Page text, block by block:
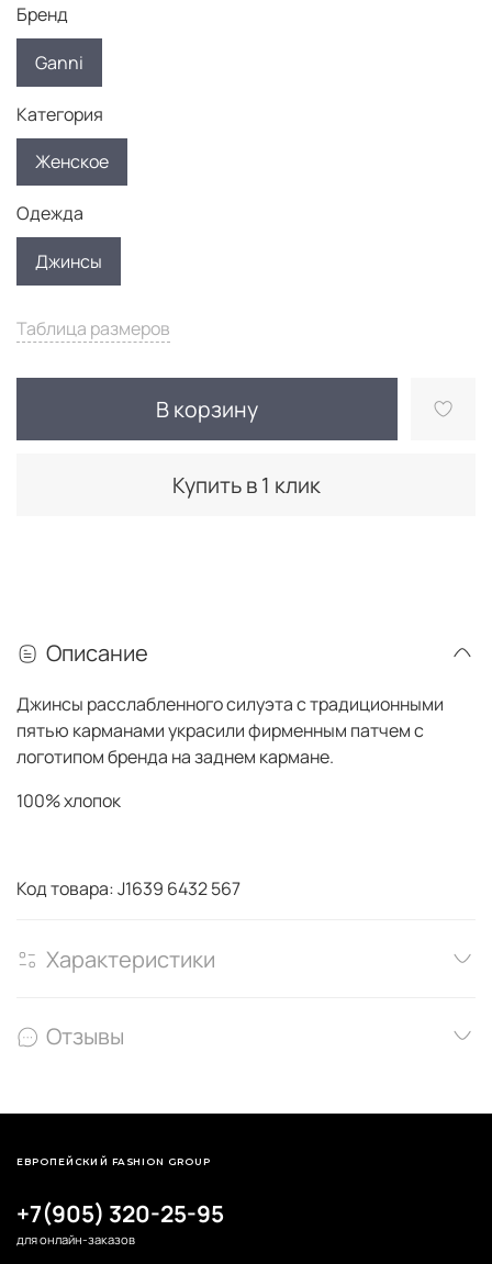
Таблица размеров
В корзину
Купить в 1 клик
Бренд
Ganni
Категория
Женское
Одежда
Джинсы
Описание
Джинсы расслабленного силуэта с традиционными
пятью карманами украсили фирменным патчем с
логотипом бренда на заднем кармане.
100% хлопок
Код товара: J1639 6432 567
Характеристики
Отзывы
+7(905) 320-25-95
для онлайн-заказов
ЕВРОПЕЙСКИЙ FASHION GROUP